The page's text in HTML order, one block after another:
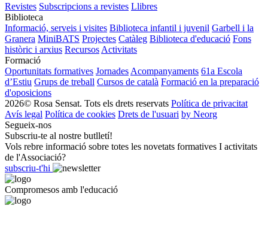
Revistes Subscripcions a revistes Llibres
Biblioteca
Informació, serveis i visites Biblioteca infantil i juvenil Garbell i la
Granera MiniBATS Projectes Catàleg Biblioteca d'educació Fons
històric i arxius Recursos Activitats
Formació
Oportunitats formatives Jornades Acompanyaments 61a Escola
d’Estiu Grups de treball Cursos de català Formació en la preparació
d'oposicions
2026© Rosa Sensat. Tots els drets reservats Política de privacitat
Avís legal Política de cookies Drets de l'usuari by Neorg
Segueix-nos
Subscriu-te al nostre butlletí!
Vols rebre informació sobre totes les novetats formatives I activitats
de l'Associació?
subscriu-t'hi
Compromesos amb l'educació